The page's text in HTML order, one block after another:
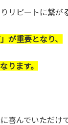
リピートに繋が
が重要となり、
ります。
喜んでいただけ